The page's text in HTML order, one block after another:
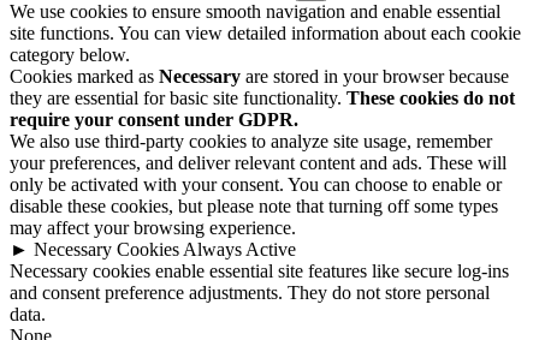
We use cookies to ensure smooth navigation and enable essential
site functions. You can view detailed information about each cookie
category below.
Cookies marked as Necessary are stored in your browser because
they are essential for basic site functionality. These cookies do not
require your consent under GDPR.
We also use third-party cookies to analyze site usage, remember
your preferences, and deliver relevant content and ads. These will
only be activated with your consent. You can choose to enable or
disable these cookies, but please note that turning off some types
may affect your browsing experience.
► Necessary Cookies Always Active
Necessary cookies enable essential site features like secure log-ins
and consent preference adjustments. They do not store personal
data.